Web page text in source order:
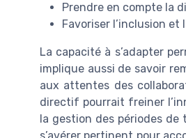
Prendre en compte la
Favoriser l’inclusion
La capacité à s’adapter
implique aussi de savoir
aux attentes des
directif pourrait freiner
la gestion des périodes